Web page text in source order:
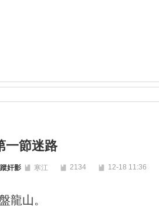
一節迷路
奸影 寒江 2134 12-18 11:36
盤龍山。